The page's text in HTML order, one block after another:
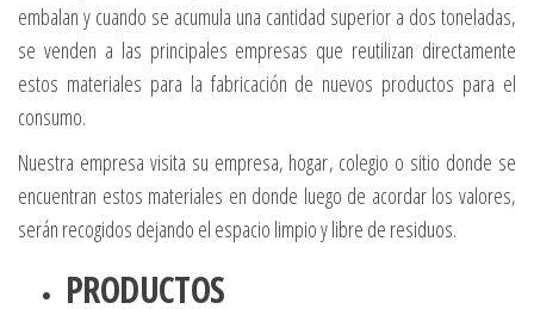
embalan y cuando se acumula una cantidad superior a dos toneladas,
se venden a las principales empresas que reutilizan directamente
estos materiales para la fabricación de nuevos productos para el
consumo.
Nuestra empresa visita su empresa, hogar, colegio o sitio donde se
encuentran estos materiales en donde luego de acordar los valores,
serán recogidos dejando el espacio limpio y libre de residuos.
PRODUCTOS